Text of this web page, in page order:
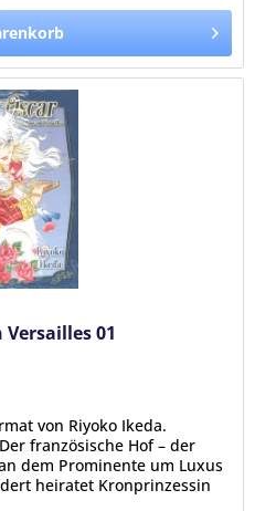
Versailles 01
von Riyoko Ikeda.
französische Hof – der
dem Prominente um Luxus
heiratet Kronprinzessin